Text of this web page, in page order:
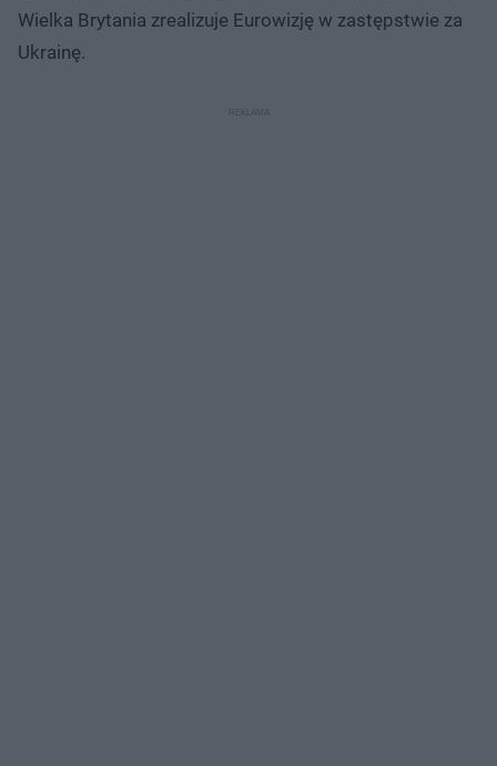
Wielka Brytania zrealizuje Eurowizję w zastępstwie za
Ukrainę.